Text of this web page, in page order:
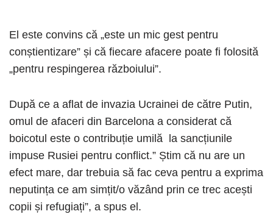
El este convins că „este un mic gest pentru
conștientizare” și că fiecare afacere poate fi folosită
„pentru respingerea războiului”.
După ce a aflat de invazia Ucrainei de către Putin,
omul de afaceri din Barcelona a considerat că
boicotul este o contribuție umilă la sancțiunile
impuse Rusiei pentru conflict.” Știm că nu are un
efect mare, dar trebuia să fac ceva pentru a exprima
neputința ce am simțit/o văzând prin ce trec acești
copii și refugiați”, a spus el.